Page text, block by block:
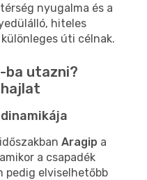
nyugalma és a
hiteles
úti célnak.
ba utazni?
Aragip a
a csapadék
pedig elviselhetőbb